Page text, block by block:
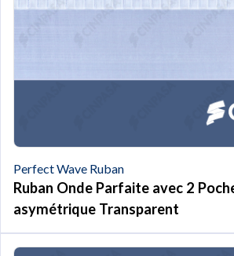
Perfect Wave Ruban
Ruban Onde Parfaite avec 2
asymétrique Transparent